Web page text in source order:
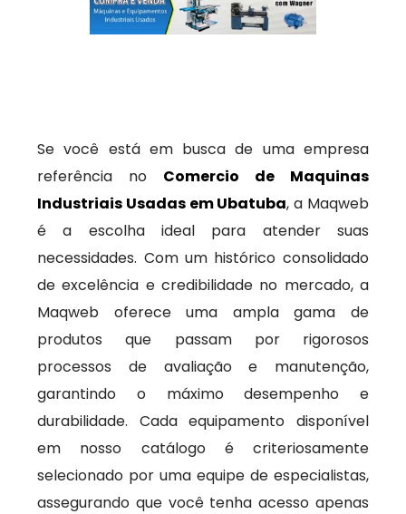
Se você está em busca de uma empresa
referência no Comercio de Maquinas
Industriais Usadas em Ubatuba, a Maqweb
é a escolha ideal para atender suas
necessidades. Com um histórico consolidado
de excelência e credibilidade no mercado, a
Maqweb oferece uma ampla gama de
produtos que passam por rigorosos
processos de avaliação e manutenção,
garantindo o máximo desempenho e
durabilidade. Cada equipamento disponível
em nosso catálogo é criteriosamente
selecionado por uma equipe de especialistas,
assegurando que você tenha acesso apenas